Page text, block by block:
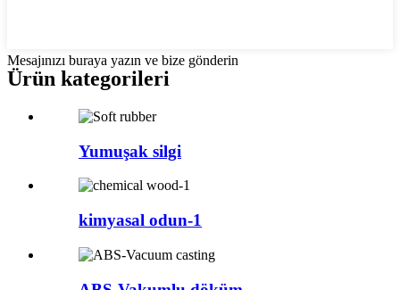
Mesajınızı buraya yazın ve bize gönderin
Ürün kategorileri
Yumuşak silgi
kimyasal odun-1